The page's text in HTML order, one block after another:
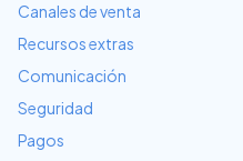
Canales de venta
Recursos extras
Comunicación
Seguridad
Pagos